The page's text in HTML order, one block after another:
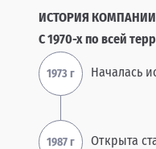
ИСТОРИЯ КОМПАНИИ:
С 1970-х по всей
Началась
Открыта